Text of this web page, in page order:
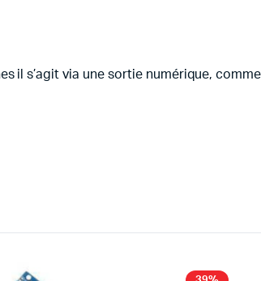
il s’agit via une sortie numérique,